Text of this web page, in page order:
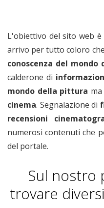
L'obiettivo del sito web
arrivo per tutto coloro
conoscenza del mondo
calderone di
mondo della pittura
cinema. Segnalazione di
recensioni
numerosi contenuti che
del portale.
Sul nostro
trovare